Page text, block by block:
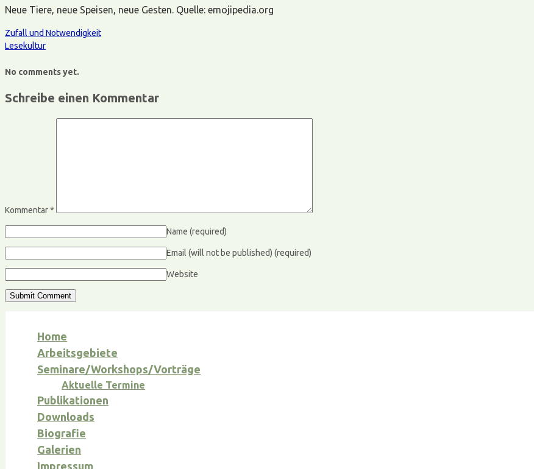
Neue Tiere, neue Speisen, neue Gesten. Quelle: emojipedia.org
Zufall und Notwendigkeit
Lesekultur
No comments yet.
Schreibe einen Kommentar
Kommentar*
Name (required)
Email (will not be published) (required)
Website
Home
Arbeitsgebiete
Seminare/Workshops/Vorträge
Aktuelle Termine
Publikationen
Downloads
Biografie
Galerien
Impressum